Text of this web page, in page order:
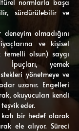
normlarla başa
sürdürülebilir ve
olmadığını
ve kişisel
olsun) saygı
İpuçları, yemek
yönetmeye ve
uzanır. Engelleri
okuyucuları kendi
eder.
katı bir hedef olarak
ele alıyor. Süreci